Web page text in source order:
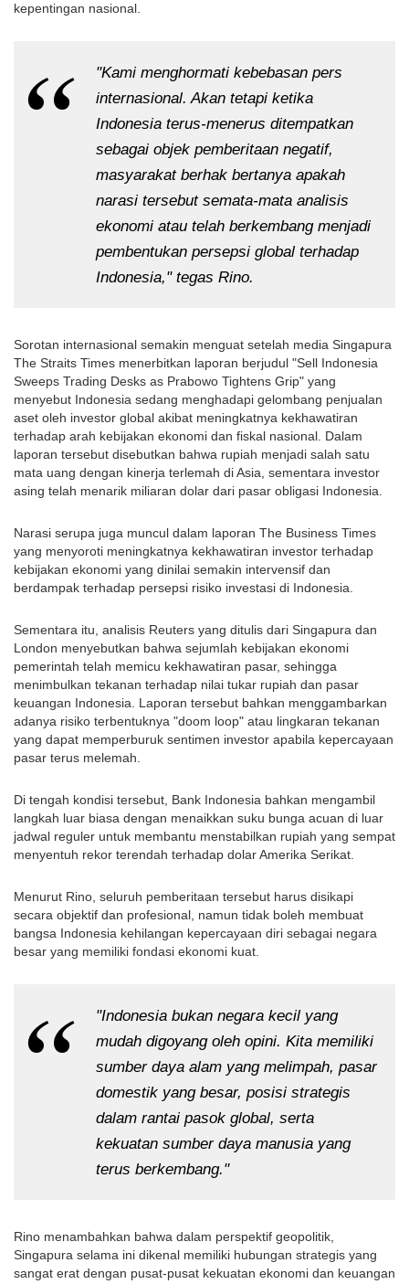
kepentingan nasional.
"Kami menghormati kebebasan pers
internasional. Akan tetapi ketika
Indonesia terus-menerus ditempatkan
sebagai objek pemberitaan negatif,
masyarakat berhak bertanya apakah
narasi tersebut semata-mata analisis
ekonomi atau telah berkembang menjadi
pembentukan persepsi global terhadap
Indonesia," tegas Rino.
Sorotan internasional semakin menguat setelah media Singapura
The Straits Times menerbitkan laporan berjudul "Sell Indonesia
Sweeps Trading Desks as Prabowo Tightens Grip" yang
menyebut Indonesia sedang menghadapi gelombang penjualan
aset oleh investor global akibat meningkatnya kekhawatiran
terhadap arah kebijakan ekonomi dan fiskal nasional. Dalam
laporan tersebut disebutkan bahwa rupiah menjadi salah satu
mata uang dengan kinerja terlemah di Asia, sementara investor
asing telah menarik miliaran dolar dari pasar obligasi Indonesia.
Narasi serupa juga muncul dalam laporan The Business Times
yang menyoroti meningkatnya kekhawatiran investor terhadap
kebijakan ekonomi yang dinilai semakin intervensif dan
berdampak terhadap persepsi risiko investasi di Indonesia.
Sementara itu, analisis Reuters yang ditulis dari Singapura dan
London menyebutkan bahwa sejumlah kebijakan ekonomi
pemerintah telah memicu kekhawatiran pasar, sehingga
menimbulkan tekanan terhadap nilai tukar rupiah dan pasar
keuangan Indonesia. Laporan tersebut bahkan menggambarkan
adanya risiko terbentuknya "doom loop" atau lingkaran tekanan
yang dapat memperburuk sentimen investor apabila kepercayaan
pasar terus melemah.
Di tengah kondisi tersebut, Bank Indonesia bahkan mengambil
langkah luar biasa dengan menaikkan suku bunga acuan di luar
jadwal reguler untuk membantu menstabilkan rupiah yang sempat
menyentuh rekor terendah terhadap dolar Amerika Serikat.
Menurut Rino, seluruh pemberitaan tersebut harus disikapi
secara objektif dan profesional, namun tidak boleh membuat
bangsa Indonesia kehilangan kepercayaan diri sebagai negara
besar yang memiliki fondasi ekonomi kuat.
"Indonesia bukan negara kecil yang
mudah digoyang oleh opini. Kita memiliki
sumber daya alam yang melimpah, pasar
domestik yang besar, posisi strategis
dalam rantai pasok global, serta
kekuatan sumber daya manusia yang
terus berkembang."
Rino menambahkan bahwa dalam perspektif geopolitik,
Singapura selama ini dikenal memiliki hubungan strategis yang
sangat erat dengan pusat-pusat kekuatan ekonomi dan keuangan